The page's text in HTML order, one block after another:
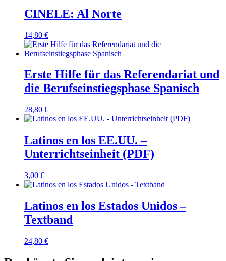
CINELE: Al Norte
14,80 €
Erste Hilfe für das Referendariat und
die Berufseinstiegsphase Spanisch
28,80 €
Latinos en los EE.UU. –
Unterrichtseinheit (PDF)
3,00 €
Latinos en los Estados Unidos –
Textband
24,80 €